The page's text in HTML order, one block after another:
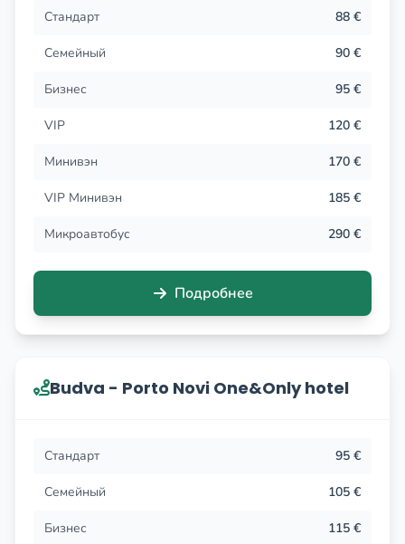
Стандарт 88 €
Семейный 90 €
Бизнес 95 €
VIP 120 €
Минивэн 170 €
VIP Минивэн 185 €
Микроавтобус 290 €
Подробнее
Budva - Porto Novi One&Only hotel
Стандарт 95 €
Семейный 105 €
Бизнес 115 €